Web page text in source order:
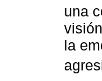
una
la